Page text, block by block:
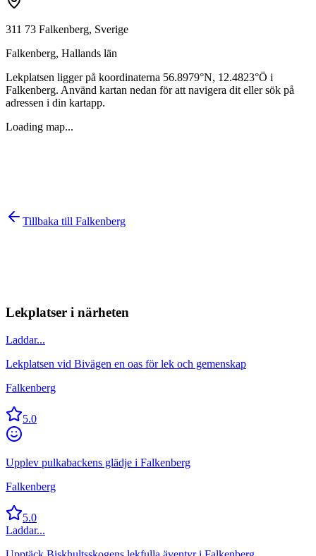
311 73 Falkenberg, Sverige
Falkenberg, Hallands län
Lekplatsen ligger på koordinaterna 56.8979°N, 12.4823°Ö i
Falkenberg. Använd kartan nedan för att navigera dit eller sök på
adressen i din kartapp.
Loading map...
Tillbaka till Falkenberg
Lekplatser i närheten
Laddar...
Lekplatsen vid Bivägen en oas för lek och gemenskap
Falkenberg
5.0
Upplev pulkabackens glädje i Falkenberg
Falkenberg
5.0
Laddar...